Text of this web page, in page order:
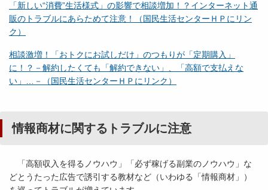
「新しい“消費”生活様式」の影響で相談増加！？インターネット通
販のトラブルにあらためて注意！（国民生活センターＨＰにリン
ク）
相談激増！「おトクにお試しだけ」のつもりが「定期購入」
に！？－解約したくても「解約できない」、「高額で支払えな
い」…－（国民生活センターＨＰにリンク）
情報商材に関するトラブルに注意
「高額収入を得るノウハウ」「必ず稼げる副業のノウハウ」な
どとうたった広告で誘引する教材など（いわゆる「情報商材」）